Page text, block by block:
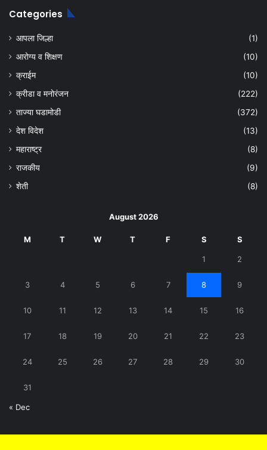
Categories
आपला जिल्हा
(1)
आरोग्य व शिक्षण
(10)
क्राईम
(10)
क्रीडा व मनोरंजन
(222)
ताज्या घडामोडी
(372)
देश विदेश
(13)
महाराष्ट्र
(8)
राजकीय
(9)
शेती
(8)
August 2026
M T W T F S S
1 2
3 4 5 6 7 8 9
10 11 12 13 14 15 16
17 18 19 20 21 22 23
24 25 26 27 28 29 30
31
« Dec